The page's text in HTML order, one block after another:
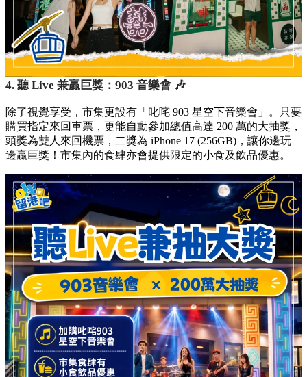
4. 聽 Live 兼贏巨獎：903 音樂會 🎶
除了視覺享受，市集更設有「叱咤 903 星空下音樂會」。只要
購買指定來回車票，更能自動參加總值高達 200 萬的大抽獎，
頭獎為雙人來回機票，二獎為 iPhone 17 (256GB)，讓你邊玩
邊贏巨獎！市集內的食肆亦會提供限定的小食及飲品優惠。